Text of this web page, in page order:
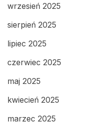
wrzesień 2025
sierpień 2025
lipiec 2025
czerwiec 2025
maj 2025
kwiecień 2025
marzec 2025